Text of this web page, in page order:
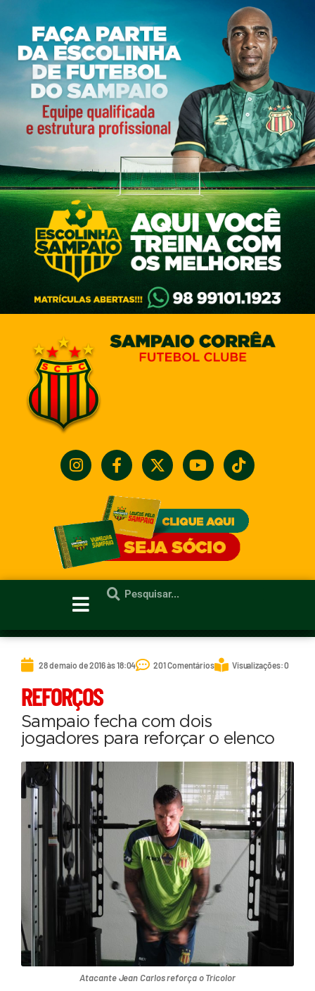
28 de maio de 2016 às 18:04 201 Comentários Visualizações: 0
REFORÇOS
Sampaio fecha com dois
jogadores para reforçar o elenco
Atacante Jean Carlos reforça o Tricolor